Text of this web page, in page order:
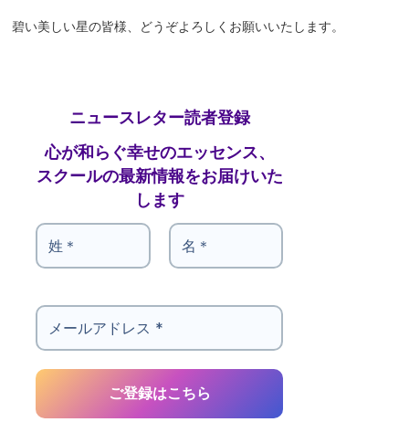
碧い美しい星の皆様、どうぞよろしくお願いいたします。
ニュースレター読者登録
心が和らぐ幸せのエッセンス、
スクールの最新情報をお届けいた
します